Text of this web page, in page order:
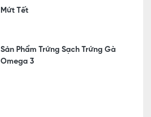
Mứt Tết
Sản Phẩm Trứng Sạch Trứng Gà
Omega 3